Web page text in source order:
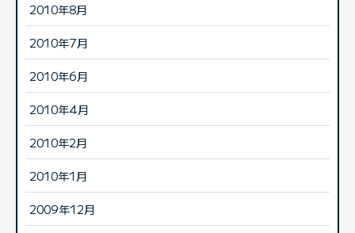
2010年8月
2010年7月
2010年6月
2010年4月
2010年2月
2010年1月
2009年12月